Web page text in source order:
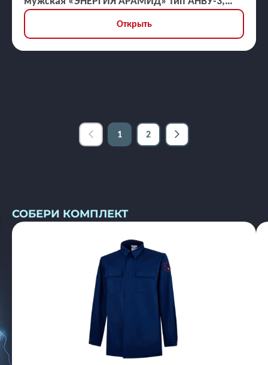
ЗЭТВ 30,9 кал/кв.см
Открыть
1 2
СОБЕРИ КОМПЛЕКТ